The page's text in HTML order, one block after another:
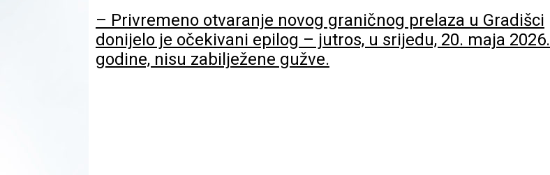
– Privremeno otvaranje novog graničnog prelaza u Gradišci
donijelo je očekivani epilog – jutros, u srijedu, 20. maja 2026.
godine, nisu zabilježene gužve.